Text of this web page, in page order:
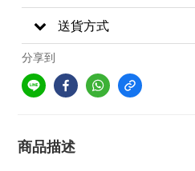
送貨方式
分享到
商品描述